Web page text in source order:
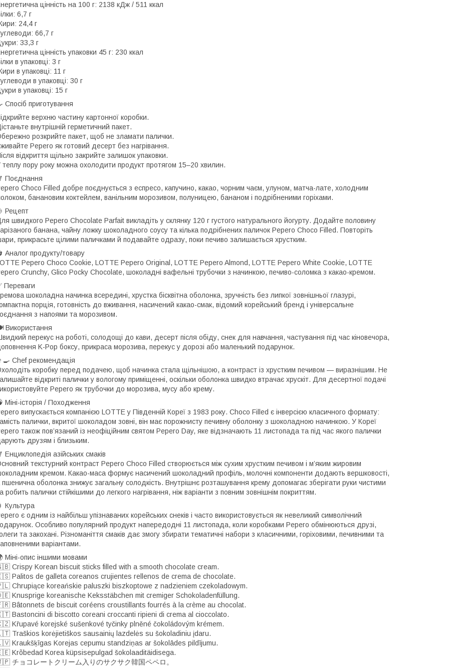
цінність на 100 г: 2138 кДж / 511 ккал
6,7 г
24,4 г
66,7 г
33,3 г
цінність упаковки 45 г: 230 ккал
в упаковці: 3 г
в упаковці: 11 г
в упаковці: 30 г
в упаковці: 15 г
Спосіб приготування
верхню частину картонної коробки.
внутрішній герметичний пакет.
розкрийте пакет, щоб не зламати палички.
Pepero як готовий десерт без нагрівання.
відкриття щільно закрийте залишок упаковки.
теплу пору року можна охолодити продукт протягом 15–20 хвилин.
Поєднання
Choco Filled добре поєднується з еспресо, капучино, какао, чорним чаєм, улуном, матча-лате, холодним
банановим коктейлем, ванільним морозивом, полуницею, бананом і подрібненими горіхами.
Рецепт
швидкого Pepero Chocolate Parfait викладіть у склянку 120 г густого натурального йогурту. Додайте половину
банана, чайну ложку шоколадного соусу та кілька подрібнених паличок Pepero Choco Filled. Повторіть
прикрасьте цілими паличками й подавайте одразу, поки печиво залишається хрустким.
Аналог продукту/товару
Pepero Choco Cookie, LOTTE Pepero Original, LOTTE Pepero Almond, LOTTE Pepero White Cookie, LOTTE
Crunchy, Glico Pocky Chocolate, шоколадні вафельні трубочки з начинкою, печиво-соломка з какао-кремом.
Переваги
шоколадна начинка всередині, хрустка бісквітна оболонка, зручність без липкої зовнішньої глазурі,
порція, готовність до вживання, насичений какао-смак, відомий корейський бренд і універсальне
з напоями та морозивом.
Використання
перекус на роботі, солодощі до кави, десерт після обіду, снек для навчання, частування під час кіновечора,
K-Pop боксу, прикраса морозива, перекус у дорозі або маленький подарунок.
Chef рекомендація
коробку перед подачею, щоб начинка стала щільнішою, а контраст із хрустким печивом — виразнішим. Не
відкриті палички у вологому приміщенні, оскільки оболонка швидко втрачає хрускіт. Для десертної подачі
Pepero як трубочки до морозива, мусу або крему.
Міні-історія / Походження
випускається компанією LOTTE у Південній Кореї з 1983 року. Choco Filled є інверсією класичного формату:
палички, вкритої шоколадом зовні, він має порожнисту печивну оболонку з шоколадною начинкою. У Кореї
також пов’язаний із неофіційним святом Pepero Day, яке відзначають 11 листопада та під час якого палички
друзям і близьким.
Енциклопедія азійських смаків
текстурний контраст Pepero Choco Filled створюється між сухим хрустким печивом і м’яким жировим
кремом. Какао-маса формує насичений шоколадний профіль, молочні компоненти додають вершковості,
пшенична оболонка знижує загальну солодкість. Внутрішнє розташування крему допомагає зберігати руки чистими
робить палички стійкішими до легкого нагрівання, ніж варіанти з повним зовнішнім покриттям.
Культура
є одним із найбільш упізнаваних корейських снеків і часто використовується як невеликий символічний
Особливо популярний продукт напередодні 11 листопада, коли коробками Pepero обмінюються друзі,
та закохані. Різноманіття смаків дає змогу збирати тематичні набори з класичними, горіховими, печивними та
варіантами.
Міні-опис іншими мовами
Crispy Korean biscuit sticks filled with a smooth chocolate cream.
Palitos de galleta coreanos crujientes rellenos de crema de chocolate.
Chrupiące koreańskie paluszki biszkoptowe z nadzieniem czekoladowym.
Knusprige koreanische Keksstäbchen mit cremiger Schokoladenfüllung.
Bâtonnets de biscuit coréens croustillants fourrés à la crème au chocolat.
Bastoncini di biscotto coreani croccanti ripieni di crema al cioccolato.
Křupavé korejské sušenkové tyčinky plněné čokoládovým krémem.
Traškios korėjietiškos sausainių lazdelės su šokoladiniu įdaru.
Kraukšķīgas Korejas cepumu standziņas ar šokolādes pildījumu.
Krõbedad Korea küpsisepulgad šokolaaditäidisega.
チョコレートクリーム入りのサクサク韓国ペペロ。